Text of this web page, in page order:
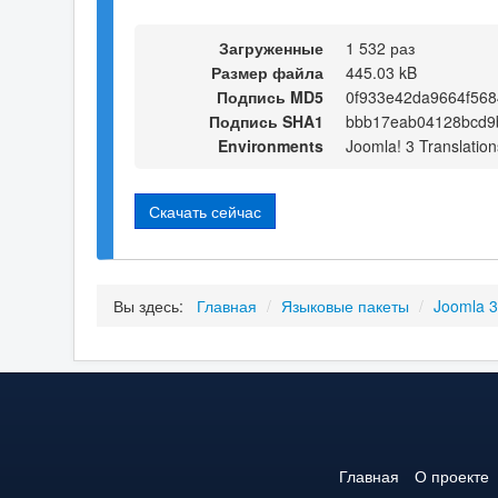
Загруженные
1 532 раз
Размер файла
445.03 kB
Подпись MD5
Подпись SHA1
Environments
Joomla! 3
Скачать сейчас
Вы здесь: Главная / Языковые пакеты / Joomla
Главная О проекте